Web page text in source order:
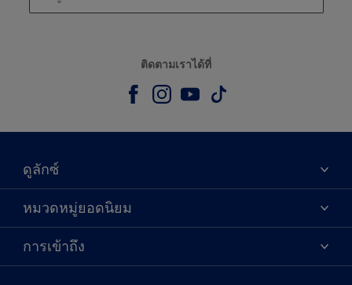
ติดตามเราได้ที่
ดูลักซ์
เกี่ยวกับดูลักซ์
ติดต่อเรา
ค้นหาร้านค้า
หมวดหมู่ยอดนิยม
ผลิตภัณฑ์
การเข้าถึง